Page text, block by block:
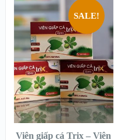
SALE!
QUICK LOOK
VIEW
DETAILS
THÊM VÀO
GIỎ HÀNG
Viên giấp cá Trix – Viên